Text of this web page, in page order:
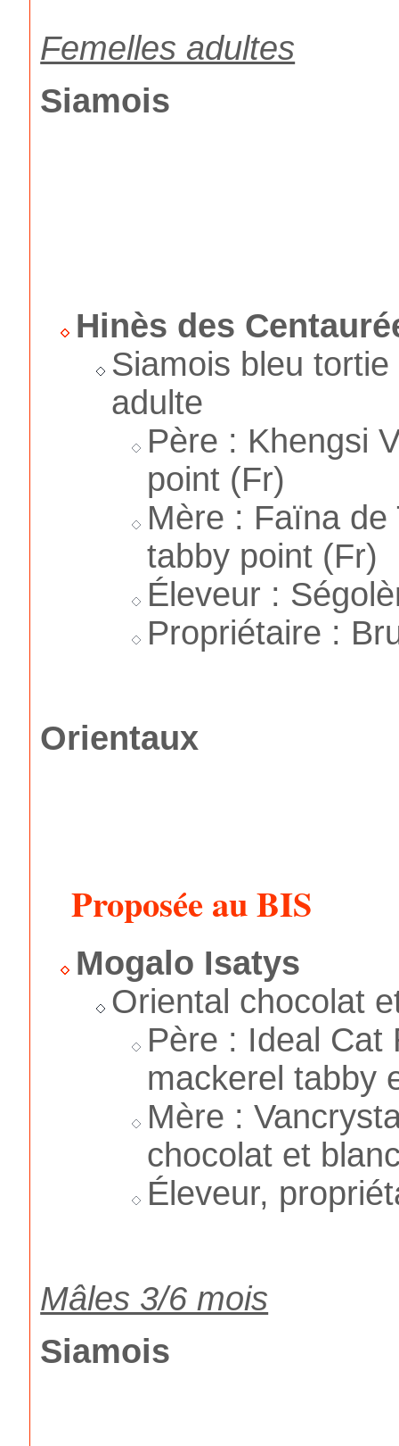
Femelles adultes
Siamois
Hinès des
Siamois bleu
adulte
Père : Khengsi
point (Fr)
Mère : Faïna de
tabby point (Fr)
Éleveur :
Propriétaire :
Orientaux
Proposée au BIS
Mogalo Isatys
Oriental chocolat
Père : Ideal Cat
mackerel tabby
Mère :
chocolat et
Éleveur,
Mâles 3/6 mois
Siamois